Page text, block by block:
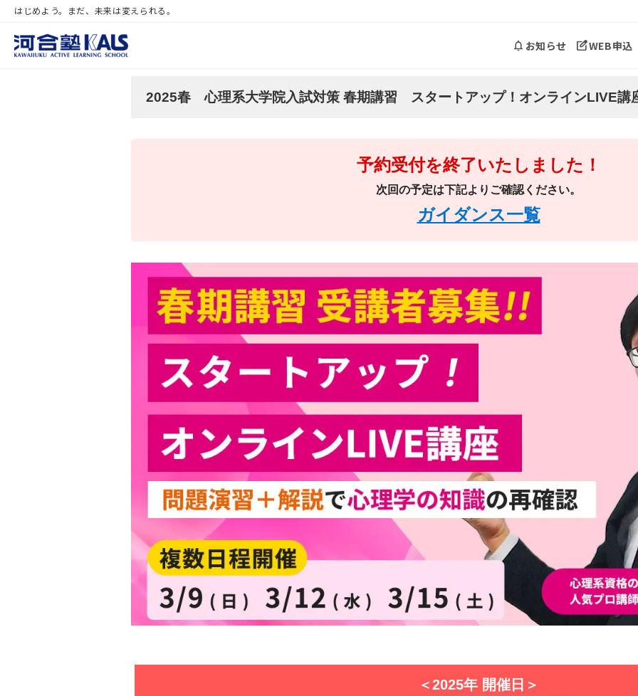
はじめよう。まだ、未来は変えられる。
お知らせ WEB申込
2025春 心理系大学院入試対策 春期講習 スタートアップ！オンラインLIVE講
予約受付を終了いたしました！
次回の予定は下記よりご確認ください。
ガイダンス一覧
＜2025年 開催日＞